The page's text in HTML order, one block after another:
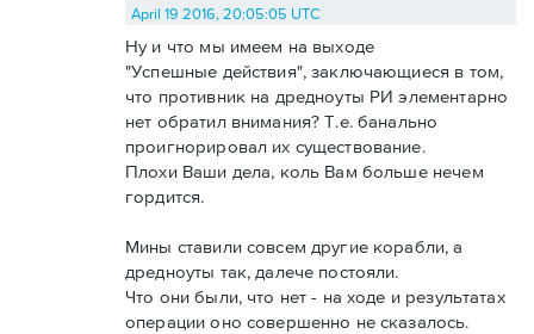
April 19 2016, 20:05:05 UTC
Ну и что мы имеем на выходе
"Успешные действия", заключающиеся в том,
что противник на дредноуты РИ элементарно
нет обратил внимания? Т.е. банально
проигнорировал их существование.
Плохи Ваши дела, коль Вам больше нечем
гордится.
Мины ставили совсем другие корабли, а
дредноуты так, далече постояли.
Что они были, что нет - на ходе и результатах
операции оно совершенно не сказалось.